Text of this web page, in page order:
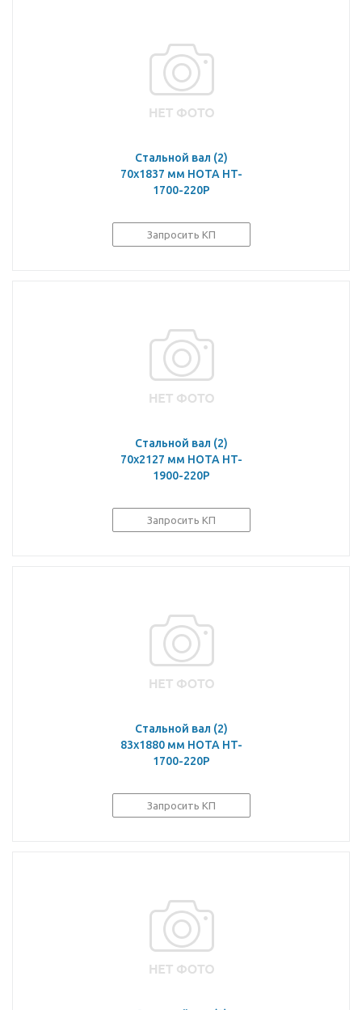
Стальной вал (2)
70х1837 мм HOTA HT-
1700-220P
Запросить КП
Стальной вал (2)
70х2127 мм HOTA HT-
1900-220P
Запросить КП
Стальной вал (2)
83х1880 мм HOTA HT-
1700-220P
Запросить КП